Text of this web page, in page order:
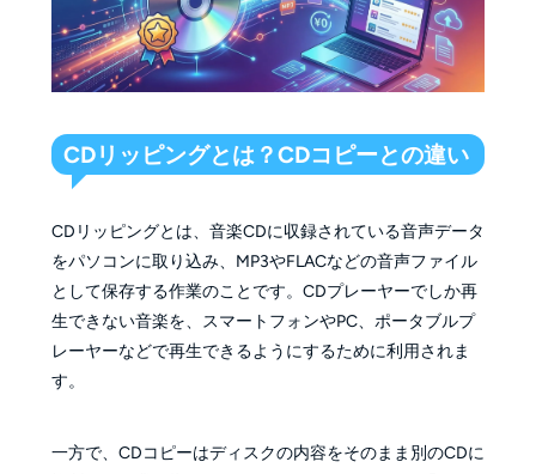
CDリッピングとは？CDコピーとの違い
CDリッピングとは、音楽CDに収録されている音声データ
をパソコンに取り込み、MP3やFLACなどの音声ファイル
として保存する作業のことです。CDプレーヤーでしか再
生できない音楽を、スマートフォンやPC、ポータブルプ
レーヤーなどで再生できるようにするために利用されま
す。
一方で、CDコピーはディスクの内容をそのまま別のCDに